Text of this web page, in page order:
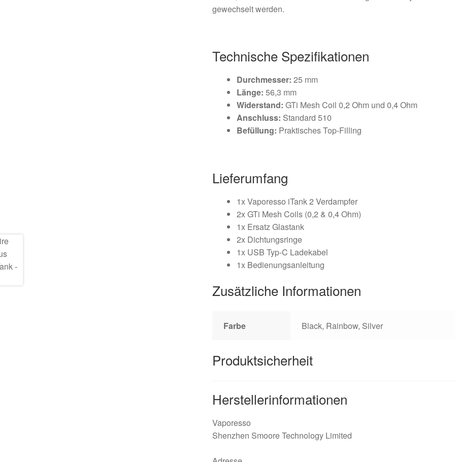
gewechselt werden.
Technische Spezifikationen
Durchmesser: 25 mm
Länge: 56,3 mm
Widerstand: GTi Mesh Coil 0,2 Ohm und 0,4 Ohm
Anschluss: Standard 510
Befüllung: Praktisches Top-Filling
Lieferumfang
1x Vaporesso iTank 2 Verdampfer
2x GTi Mesh Coils (0,2 & 0,4 Ohm)
1x Ersatz Glastank
2x Dichtungsringe
1x USB Typ-C Ladekabel
1x Bedienungsanleitung
Zusätzliche Informationen
Farbe Black, Rainbow, Silver
Produktsicherheit
Herstellerinformationen
Vaporesso
Shenzhen Smoore Technology Limited